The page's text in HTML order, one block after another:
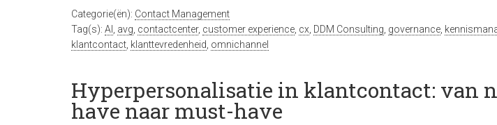
Categorie(ën): Contact Management
Tag(s): AI avg contactcenter, customer experience cx DDM Consulting governance
klantcontact klanttevredenheid omnichannel
Hyperpersonalisatie in klantcontact: van
have naar must-have